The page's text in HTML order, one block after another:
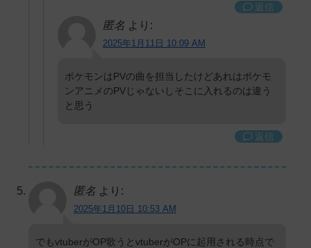
返信
匿名 より:
2025年1月11日 10:09 AM
ポケモンはPVの曲を担当したけどあれはポケモ
ンアニメのPVじゃないしそこに入れるのは違う
と思う
返信
匿名 より:
2025年1月10日 10:53 AM
でもvtuberがOP歌うとvtuberがOPに起用される時点で